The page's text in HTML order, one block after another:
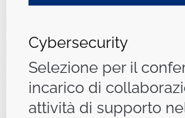
Cybersecurity
Selezione per il
incarico di
attività di supporto